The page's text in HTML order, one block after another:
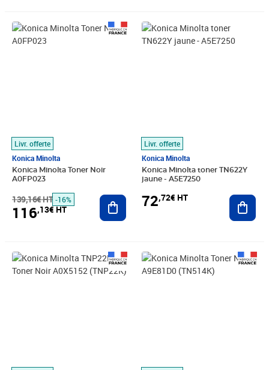
Livr. offerte
Konica Minolta
Konica Minolta Toner Noir
A0FP023
139,16€ HT
Prix barré 139,16€ HT
-16%
116,13€ HT
Prix 116,13€ HT
Ajouter au panier
Livr. offerte
Konica Minolta
Konica Minolta toner TN622Y
jaune - A5E7250
72,72€ HT
Prix 72,72€ HT
Prix 56,69€ HT Prix barré 70,83€ HT
Prix 56,75€ HT